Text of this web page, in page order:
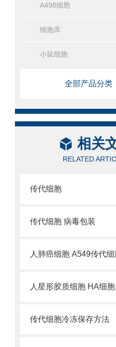
A498细胞
细胞库
小鼠细胞
全部产品分类
相关
RELATED
传代细胞
传代细胞 病毒包装
人肺癌细胞 A549传代
人星形胶质细胞 HA细
传代细胞冷冻保存方法